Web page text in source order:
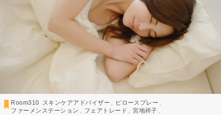
Room310 スキンケアアドバイザー
ピロースプレー
ファーメンステーション
フェアトレード 宮地祥子